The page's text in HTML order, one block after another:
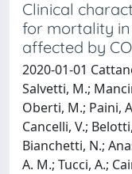
Clinical
for mortality
affected by
2020-01-01
Salvetti, M.;
Oberti, M.; Paini,
Cancelli, V.;
Bianchetti, N.;
A. M.; Tucci, A.;